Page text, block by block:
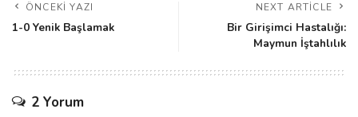
ÖNCEKI YAZI
1-0 Yenik Başlamak
NEXT ARTICLE
Bir Girişimci Hastalığı:
Maymun İştahlılık
2 Yorum